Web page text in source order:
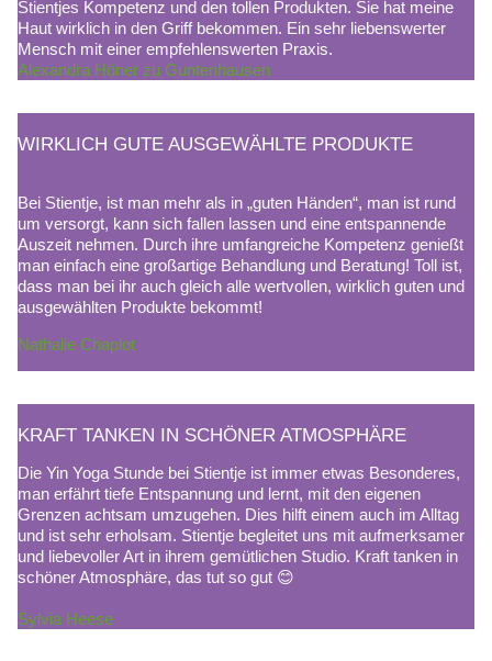
Stientjes Kompetenz und den tollen Produkten. Sie hat meine
Haut wirklich in den Griff bekommen. Ein sehr liebenswerter
Mensch mit einer empfehlenswerten Praxis.
Alexandra Höner zu Guntenhausen
WIRKLICH GUTE AUSGEWÄHLTE PRODUKTE
Bei Stientje, ist man mehr als in „guten Händen“, man ist rund
um versorgt, kann sich fallen lassen und eine entspannende
Auszeit nehmen. Durch ihre umfangreiche Kompetenz genießt
man einfach eine großartige Behandlung und Beratung! Toll ist,
dass man bei ihr auch gleich alle wertvollen, wirklich guten und
ausgewählten Produkte bekommt!
Nathalie Chaplot
KRAFT TANKEN IN SCHÖNER ATMOSPHÄRE
Die Yin Yoga Stunde bei Stientje ist immer etwas Besonderes,
man erfährt tiefe Entspannung und lernt, mit den eigenen
Grenzen achtsam umzugehen. Dies hilft einem auch im Alltag
und ist sehr erholsam. Stientje begleitet uns mit aufmerksamer
und liebevoller Art in ihrem gemütlichen Studio. Kraft tanken in
schöner Atmosphäre, das tut so gut 😊
Sylvia Heese